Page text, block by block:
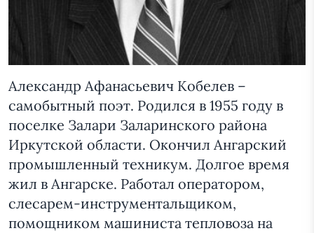
Александр Афанасьевич Кобелев –
самобытный поэт. Родился в 1955 году в
поселке Залари Заларинского района
Иркутской области. Окончил Ангарский
промышленный техникум. Долгое время
жил в Ангарске. Работал оператором,
слесарем-инструментальщиком,
помощником машиниста тепловоза на